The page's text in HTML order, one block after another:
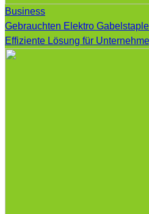
Business
Gebrauchten Elektro
Effiziente Lösung für